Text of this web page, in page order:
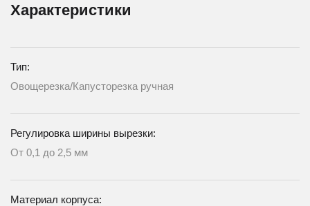
Характеристики
Тип:
Овощерезка/Капусторезка ручная
Регулировка ширины вырезки:
От 0,1 до 2,5 мм
Материал корпуса: